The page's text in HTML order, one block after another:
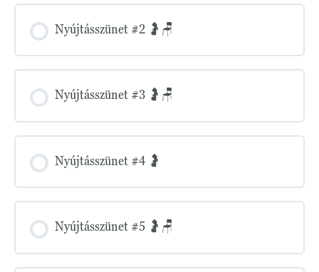
Nyújtásszünet #2 🤰🪑
Nyújtásszünet #3 🤰🪑
Nyújtásszünet #4 🤰
Nyújtásszünet #5 🤰🪑